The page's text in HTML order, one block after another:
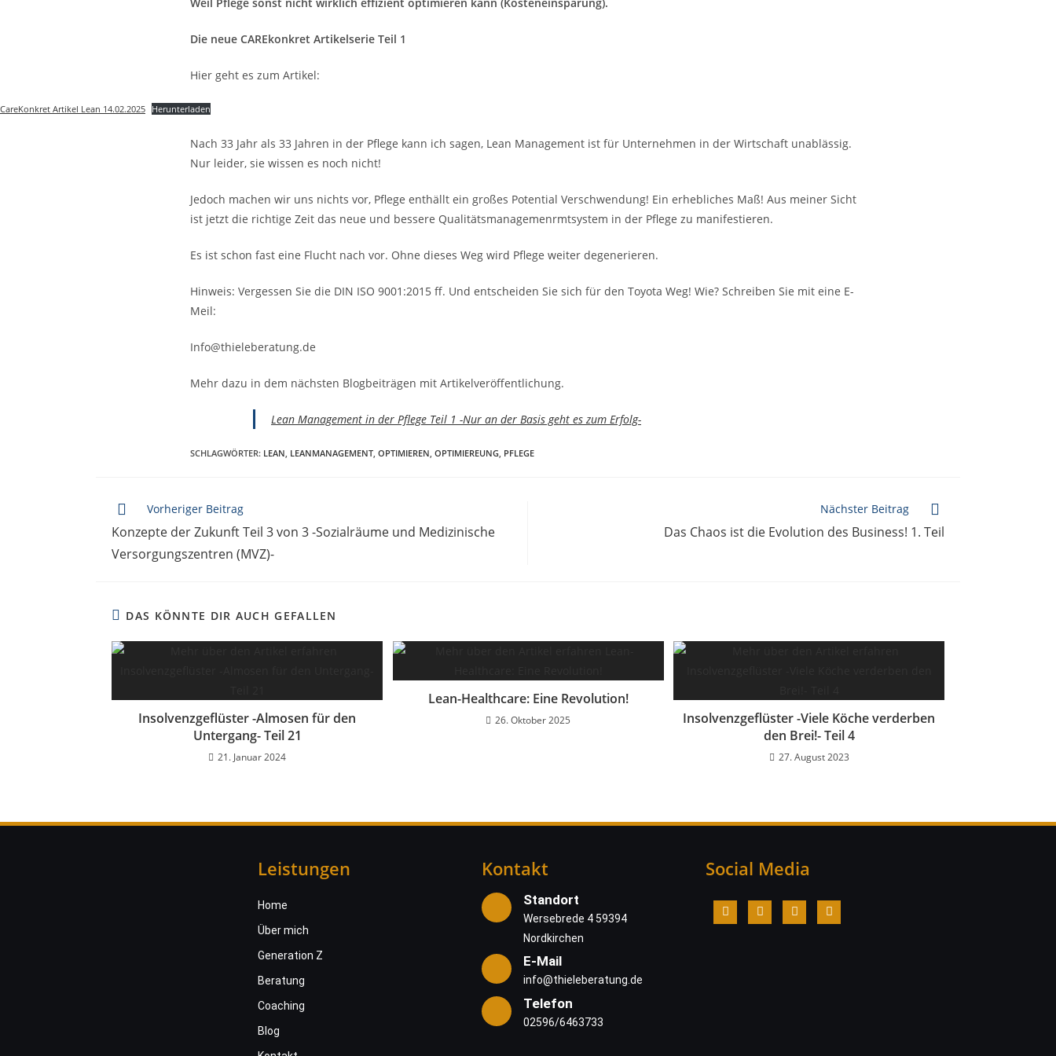
Die neue CAREkonkret Artikelserie Teil 1
Hier geht es zum Artikel:
CareKonkret Artikel Lean 14.02.2025 Herunterladen
Nach 33 Jahr als 33 Jahren in der Pflege kann ich sagen, Lean Management ist für Unternehmen in der Wirtschaft unablässig.
Nur leider, sie wissen es noch nicht!
Jedoch machen wir uns nichts vor, Pflege enthällt ein großes Potential Verschwendung! Ein erhebliches Maß! Aus meiner Sicht
ist jetzt die richtige Zeit das neue und bessere Qualitätsmanagemenrmtsystem in der Pflege zu manifestieren.
Es ist schon fast eine Flucht nach vor. Ohne dieses Weg wird Pflege weiter degenerieren.
Hinweis: Vergessen Sie die DIN ISO 9001:2015 ff. Und entscheiden Sie sich für den Toyota Weg! Wie? Schreiben Sie mit eine E-
Meil:
Info@thieleberatung.de
Mehr dazu in dem nächsten Blogbeiträgen mit Artikelveröffentlichung.
Lean Management in der Pflege Teil 1 -Nur an der Basis geht es zum Erfolg-
SCHLAGWÖRTER: LEAN LEANMANAGEMENT OPTIMIEREN OPTIMIEREUNG PFLEGE
Vorheriger Beitrag
Konzepte der Zukunft Teil 3 von 3 -Sozialräume und Medizinische
Versorgungszentren (MVZ)-
Nächster Beitrag
Das Chaos ist die Evolution des Business! 1. Teil
DAS KÖNNTE DIR AUCH GEFALLEN
Insolvenzgeflüster -Almosen für den
Untergang- Teil 21
21. Januar 2024
Lean-Healthcare: Eine Revolution!
26. Oktober 2025
Insolvenzgeflüster -Viele Köche verderben
den Brei!- Teil 4
27. August 2023
Leistungen
Home
Über mich
Generation Z
Beratung
Coaching
Blog
Kontakt
Standort
Wersebrede 4 59394
Nordkirchen
E-Mail
info@thieleberatung.de
Telefon
02596/6463733
Social Media